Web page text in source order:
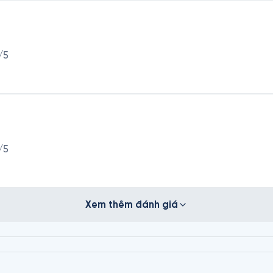
Xem thêm đánh giá